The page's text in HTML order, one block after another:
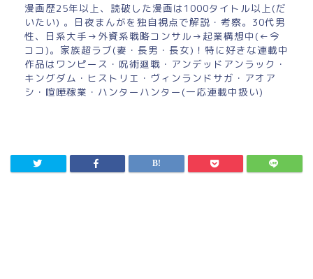
漫画歴25年以上、読破した漫画は1000タイトル以上(だ
いたい) 。日夜まんがを独自視点で解説・考察。30代男
性、日系大手→外資系戦略コンサル→起業構想中(←今
ココ)。家族超ラブ(妻・長男・長女)！特に好きな連載中
作品はワンピース・呪術廻戦・アンデッドアンラック・
キングダム・ヒストリエ・ヴィンランドサガ・アオア
シ・喧嘩稼業・ハンターハンター(一応連載中扱い)